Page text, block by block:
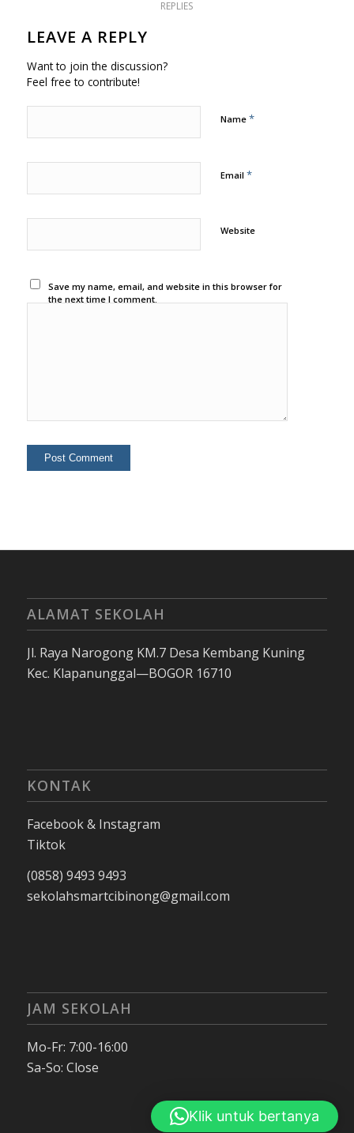
REPLIES
LEAVE A REPLY
Want to join the discussion?
Feel free to contribute!
Name *
Email *
Website
Save my name, email, and website in this browser for
the next time I comment.
ALAMAT SEKOLAH
Jl. Raya Narogong KM.7 Desa Kembang Kuning
Kec. Klapanunggal—BOGOR 16710
KONTAK
Facebook & Instagram
Tiktok
(0858) 9493 9493
sekolahsmartcibinong@gmail.com
JAM SEKOLAH
Mo-Fr: 7:00-16:00
Sa-So: Close
Klik untuk bertanya